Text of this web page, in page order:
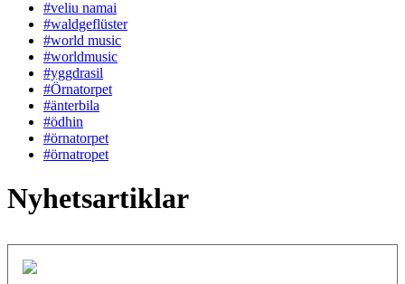
#veliu namai
#waldgeflüster
#world music
#worldmusic
#yggdrasil
#Örnatorpet
#änterbila
#ödhin
#örnatorpet
#örnatropet
Nyhetsartiklar